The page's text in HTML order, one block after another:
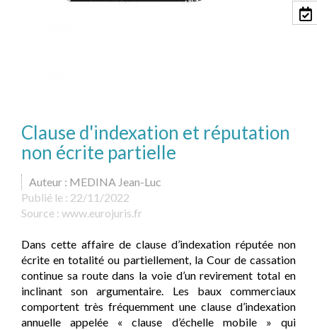
Clause d'indexation et réputation
non écrite partielle
Auteur : MEDINA Jean-Luc
Publié le : 22/11/2022
Source : www.eurojuris.fr
Dans cette affaire de clause d’indexation réputée non
écrite en totalité ou partiellement, la Cour de cassation
continue sa route dans la voie d’un revirement total en
inclinant son argumentaire. Les baux commerciaux
comportent très fréquemment une clause d’indexation
annuelle appelée « clause d’échelle mobile » qui